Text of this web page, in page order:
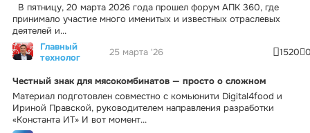
В пятницу, 20 марта 2026 года прошел форум АПК 360, где
принимало участие много именитых и известных отраслевых
деятелей и...
Главный
технолог
25 марта '26 1520
Честный знак для мясокомбинатов — просто о сложном
Материал подготовлен совместно с комьюнити Digital4food и
Ириной Правской, руководителем направления разработки
«Константа ИТ» И вот момент...